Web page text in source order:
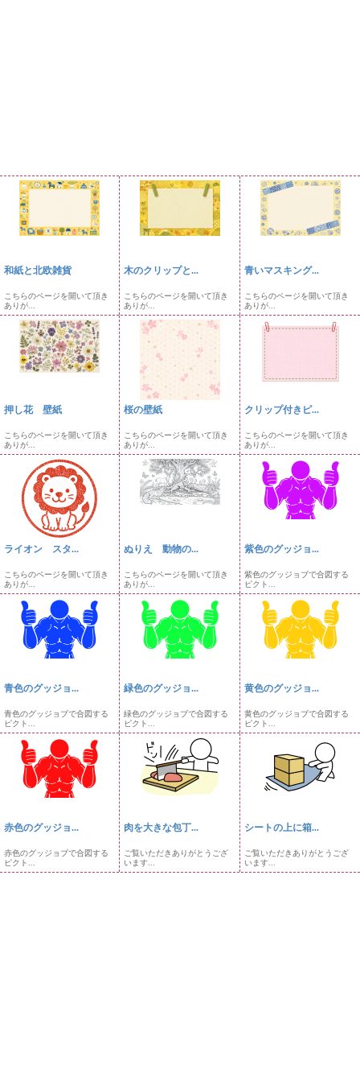
和紙と北欧雑貨
こちらのページを開いて頂き
ありが...
木のクリップと...
こちらのページを開いて頂き
ありが...
青いマスキング...
こちらのページを開いて頂き
ありが...
押し花 壁紙
こちらのページを開いて頂き
ありが...
桜の壁紙
こちらのページを開いて頂き
ありが...
クリップ付きピ...
こちらのページを開いて頂き
ありが...
ライオン スタ...
こちらのページを開いて頂き
ありが...
ぬりえ 動物の...
こちらのページを開いて頂き
ありが...
紫色のグッジョ...
紫色のグッジョブで合図する
ピクト...
青色のグッジョ...
青色のグッジョブで合図する
ピクト...
緑色のグッジョ...
緑色のグッジョブで合図する
ピクト...
黄色のグッジョ...
黄色のグッジョブで合図する
ピクト...
赤色のグッジョ...
赤色のグッジョブで合図する
ピクト...
肉を大きな包丁...
ご覧いただきありがとうござ
います...
シートの上に箱...
ご覧いただきありがとうござ
います...